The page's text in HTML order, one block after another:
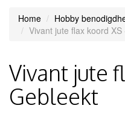
Home Hobby
Vivant jute flax koord
Vivant jute
Gebleekt